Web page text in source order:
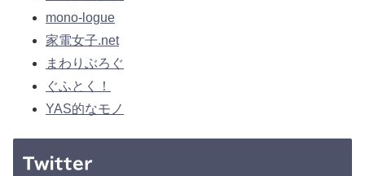
mono-logue
家電女子.net
まわりぶろぐ
ぐふとく！
YAS的なモノ
Twitter